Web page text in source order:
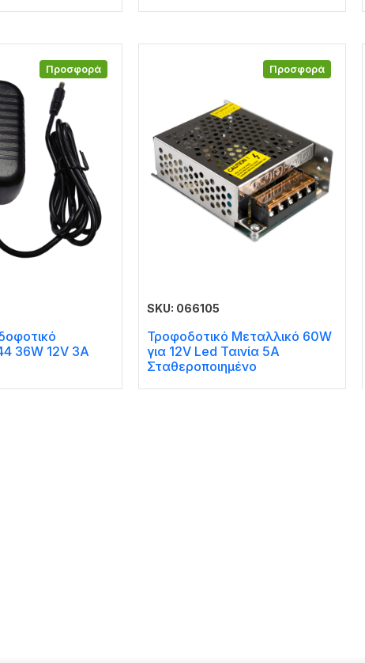
Προσφορά
36W 12V 3A
Προσφορά
SKU: 066105
Τροφοδοτικό Μεταλλικό 60W
για 12V Led Ταινία 5A
Σταθεροποιημένο